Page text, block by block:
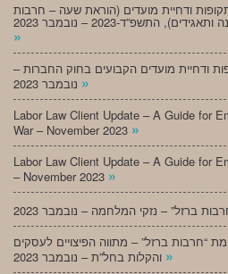
ודחיית מועדים (הוראת שעה – חרבות
התשפ”ד-2023 – נובמבר 2023
»
ודחיית מועדים הקבועים בחוק החברות –
»
Labor Law Client Update – A Guide for
War – November 2023 »
Labor Law Client Update – A Guide for
– November 2023 »
“חרבות ברזל” – מתווה הפיצויים לעסקים
»